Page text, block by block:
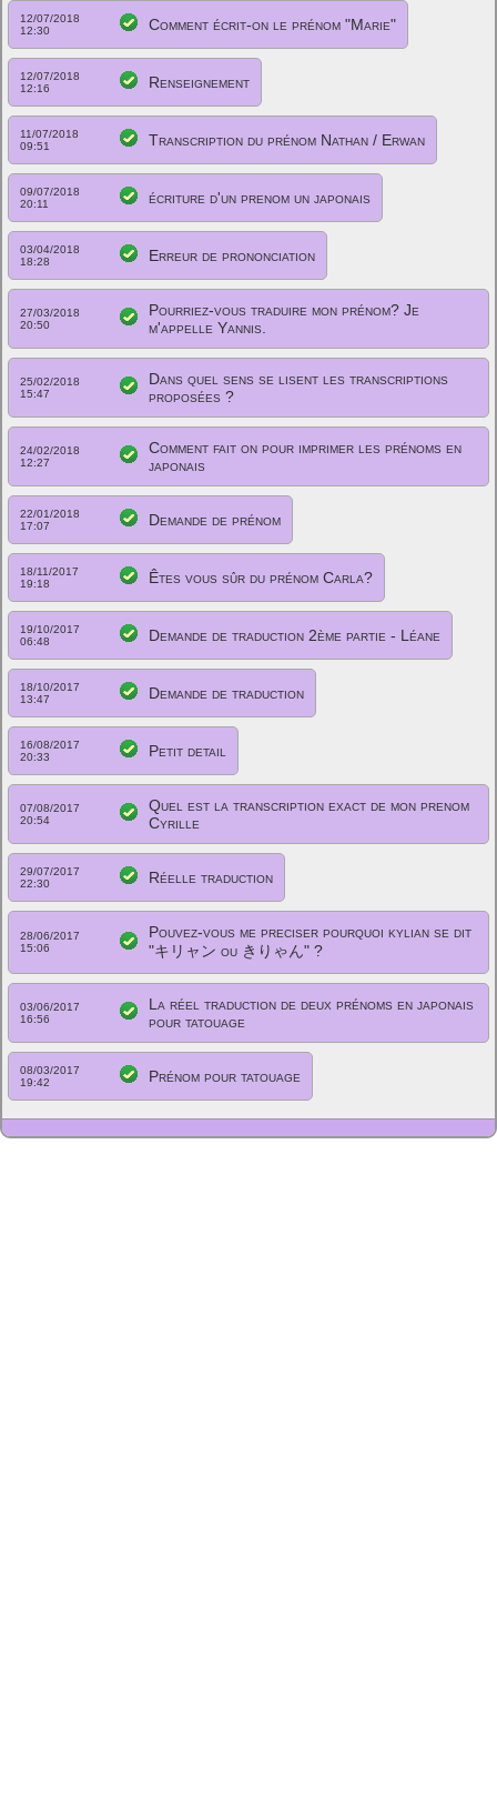
12/07/2018
12:30
Comment écrit-on le prénom "Marie"
12/07/2018
12:16
Renseignement
11/07/2018
09:51
Transcription du prénom Nathan / Erwan
09/07/2018
20:11
écriture d'un prenom un japonais
03/04/2018
18:28
Erreur de prononciation
27/03/2018
20:50
Pourriez-vous traduire mon prénom? Je
m'appelle Yannis.
25/02/2018
15:47
Dans quel sens se lisent les transcriptions
proposées ?
24/02/2018
12:27
Comment fait on pour imprimer les prénoms en
japonais
22/01/2018
17:07
Demande de prénom
18/11/2017
19:18
Êtes vous sûr du prénom Carla?
19/10/2017
06:48
Demande de traduction 2ème partie - Léane
18/10/2017
13:47
Demande de traduction
16/08/2017
20:33
Petit detail
07/08/2017
20:54
Quel est la transcription exact de mon prenom
Cyrille
29/07/2017
22:30
Réelle traduction
28/06/2017
15:06
Pouvez-vous me preciser pourquoi kylian se dit
"キリャン ou きりゃん" ?
03/06/2017
16:56
La réel traduction de deux prénoms en japonais
pour tatouage
08/03/2017
19:42
Prénom pour tatouage